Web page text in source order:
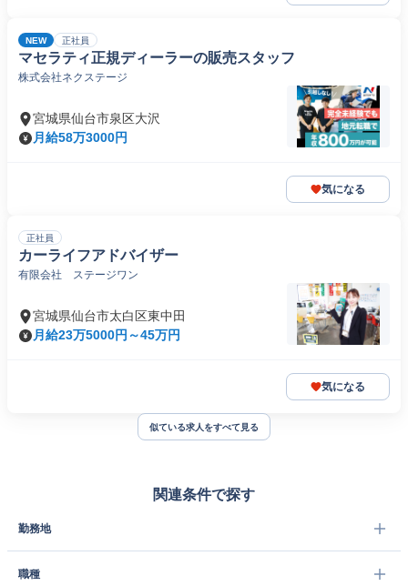
NEW 正社員
マセラティ正規ディーラーの販売スタッフ
株式会社ネクステージ
宮城県仙台市泉区大沢
月給58万3000円
気になる
正社員
カーライフアドバイザー
有限会社 ステージワン
宮城県仙台市太白区東中田
月給23万5000円～45万円
気になる
似ている求人をすべて見る
関連条件で探す
勤務地
職種